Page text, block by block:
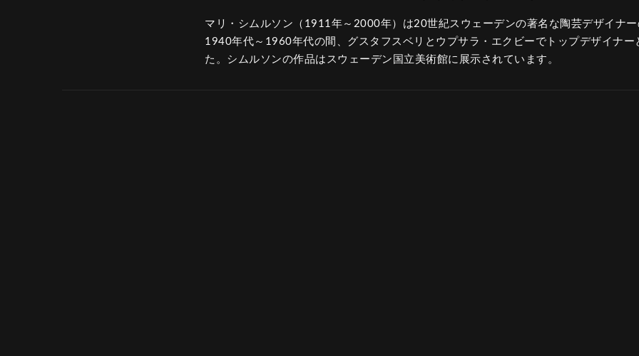
マリ・シムルソン（1911年～2000年）は20世紀スウェーデンの著名な陶芸デザイナ
1940年代～1960年代の間、グスタフスベリとウプサラ・エクビーでトップデザイナー
た。シムルソンの作品はスウェーデン国立美術館に展示されています。